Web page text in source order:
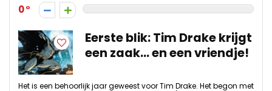
0
Eerste blik: Tim Drake krijgt
een zaak… en een vriendje!
Het is een behoorlijk jaar geweest voor Tim Drake. Het begon met